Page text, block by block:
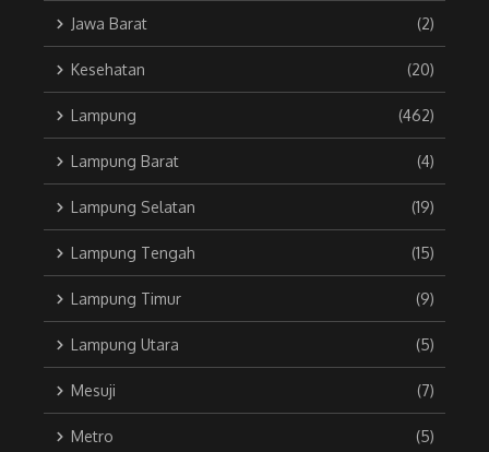
Jawa Barat (2)
Kesehatan (20)
Lampung (462)
Lampung Barat (4)
Lampung Selatan (19)
Lampung Tengah (15)
Lampung Timur (9)
Lampung Utara (5)
Mesuji (7)
Metro (5)